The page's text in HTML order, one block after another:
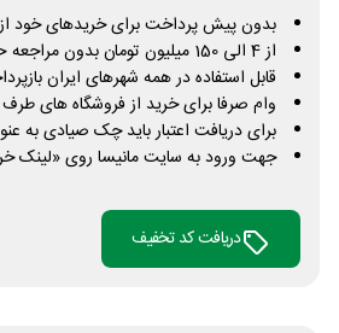
بدون پیش پرداخت برای خریدهای خود از
از 4 الی 150 میلیون تومان بدون مراجعه حضوری و ضامن
قابل استفاده در همه شهرهای ایران بازپرداخت 12 و
وام صرفا برای خرید از فروشگاه های طرف
برای دریافت اعتبار باید چک صیادی به
جهت ورود به سایت مانیسا روی «لینک
دریافت کد تخفیف